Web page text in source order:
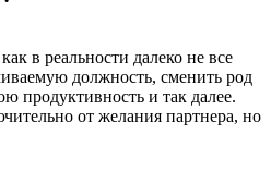
в реальности далеко не все
должность, сменить род
продуктивность и так далее.
от желания партнера, но